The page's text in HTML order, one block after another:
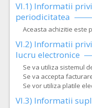
VI.1) Informatii
periodicitatea
Aceasta achizitie este
VI.2) Informatii
lucru electronice
Se va utiliza sistemul
Se va accepta
Se vor utiliza platile
VI.3) Informatii